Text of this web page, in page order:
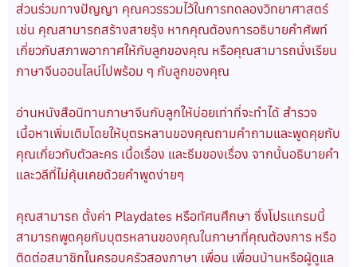
ส่วนร่วมทางปัญญา คุณควรรวมไว้ในการทดลองวิทยาศาสตร์
เช่น คุณสามารถสร้างสายรุ้ง หากคุณต้องการอธิบายคำศัพท์
เกี่ยวกับสภาพอากาศให้กับลูกของคุณ หรือคุณสามารถนั่งเรียน
ภาษาจีนออนไลน์ไปพร้อม ๆ กับลูกของคุณ
อ่านหนังสือนิทานภาษาจีนกับลูกให้บ่อยเท่าที่จะทำได้ สำรวจ
เนื้อหาเพิ่มเติมโดยให้บุตรหลานของคุณถามคำถามและพูดคุยกับ
คุณเกี่ยวกับตัวละคร เนื้อเรื่อง และธีมของเรื่อง จากนั้นอธิบายคำ
และวลีที่ไม่คุ้นเคยด้วยคำพูดง่ายๆ
คุณสามารถ ตั้งค่า Playdates หรือทัศนศึกษา ซึ่งโปรเเกรมนี้
สามารถพูดคุยกับบุตรหลานของคุณในภาษาที่คุณต้องการ หรือ
ติดต่อสมาชิกในครอบครัวสองภาษา เพื่อน เพื่อนบ้านหรือผู้ดูแล